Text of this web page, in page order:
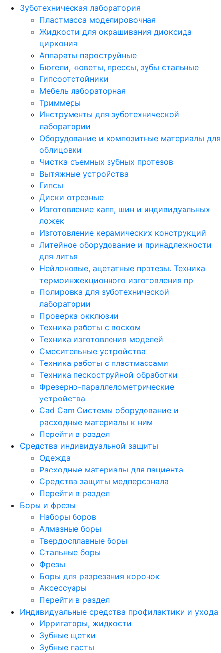
Зуботехническая лаборатория
Пластмасса моделировочная
Жидкости для окрашивания диоксида
циркония
Аппараты пароструйные
Бюгели, кюветы, прессы, зубы стальные
Гипсоотстойники
Мебель лабораторная
Триммеры
Инструменты для зуботехнической
лаборатории
Оборудование и композитные материалы для
облицовки
Чистка съемных зубных протезов
Вытяжные устройства
Гипсы
Диски отрезные
Изготовление капп, шин и индивидуальных
ложек
Изготовление керамических конструкций
Литейное оборудование и принадлежности
для литья
Нейлоновые, ацетатные протезы. Техника
термоинжекционного изготовления пр
Полировка для зуботехнической
лаборатории
Проверка окклюзии
Техника работы с воском
Техника изготовления моделей
Смесительные устройства
Техника работы с пластмассами
Техника пескоструйной обработки
Фрезерно-параллелометрические
устройства
Cad Cam Системы оборудование и
расходные материалы к ним
Перейти в раздел
Средства индивидуальной защиты
Одежда
Расходные материалы для пациента
Средства защиты медперсонала
Перейти в раздел
Боры и фрезы
Наборы боров
Алмазные боры
Твердосплавные боры
Стальные боры
Фрезы
Боры для разрезания коронок
Аксессуары
Перейти в раздел
Индивидуальные средства профилактики и ухода
Ирригаторы, жидкости
Зубные щетки
Зубные пасты